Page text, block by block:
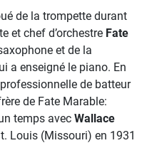
de la trompette durant
et chef d’orchestre Fate
et de la
a enseigné le piano. En
de batteur
de Fate Marable:
temps avec Wallace
Louis (Missouri) en 1931